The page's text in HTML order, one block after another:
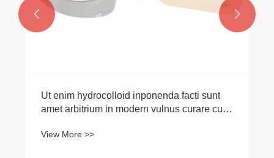
Ut enim hydrocolloid inponenda facti sunt
amet arbitrium in modern vulnus curare cum
View More >>
 